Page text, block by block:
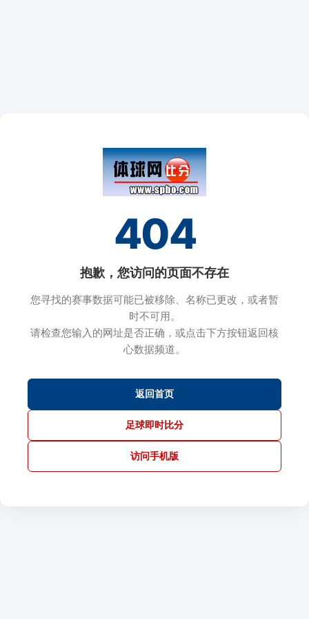
404
抱歉，您访问的页面不存在
您寻找的赛事数据可能已被移除、名称已更改，或者暂
时不可用。
请检查您输入的网址是否正确，或点击下方按钮返回核
心数据频道。
返回首页
足球即时比分
访问手机版